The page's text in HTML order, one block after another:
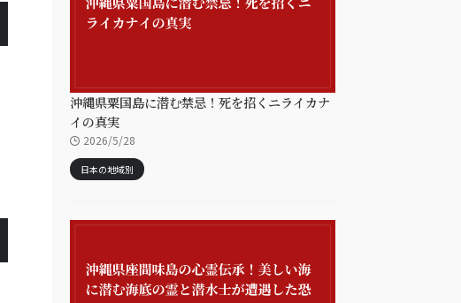
沖縄県粟国島に潜む禁忌！死を招くニライカナ
イの真実
2026/5/28
日本の地域別